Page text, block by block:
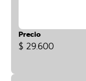
Precio
$ 29.600